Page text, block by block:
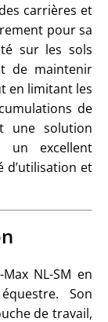
carrières et
pour sa
sur les sols
de maintenir
en limitant les
de
une solution
un excellent
d’utilisation et
NL-SM en
Son
de travail,